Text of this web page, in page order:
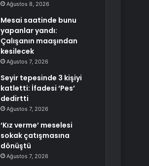
Ağustos 8, 2026
Mesai saatinde bunu
yapanlar yandı:
Çalışanın maaşından
kesilecek
Ağustos 7, 2026
Seyir tepesinde 3 kişiyi
katletti: İfadesi ‘Pes’
dedirtti
Ağustos 7, 2026
‘Kız verme’ meselesi
sokak çatışmasına
dönüştü
Ağustos 7, 2026